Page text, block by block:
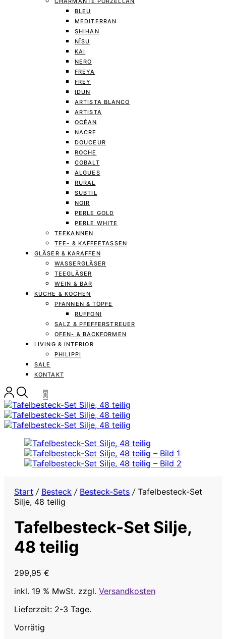
BLEU
MEDITERRAN
SHIHAN
NĪSU
KAI
NERO
FREYA
FREY
IDUN
ARTISTA BLANCO
ARTISTA
OCÉAN
NACRE
DOUCEUR
ROCHE
COBALT
ALGUES
RURAL
SUBTIL
NOIR
PERLE GOLD
PERLE WHITE
TEEKANNEN
TEE- & KAFFEETASSEN
GLÄSER & KARAFFEN
WASSERGLÄSER
TEEGLÄSER
WEIN & BAR
KÜCHE & KOCHEN
PFANNEN & TÖPFE
RUFFONI
SALZ & PFEFFERSTREUER
OFEN- & BACKFORMEN
LIVING & INTERIOR
PHILIPPI
SALE
KONTAKT
0
Start / Besteck / Besteck-Sets /Tafelbesteck-Set
Silje, 48 teilig
Tafelbesteck-Set Silje,
48 teilig
299,95 €
inkl. 19 % MwSt. zzgl. Versandkosten
Lieferzeit: 2-3 Tage.
Vorrätig